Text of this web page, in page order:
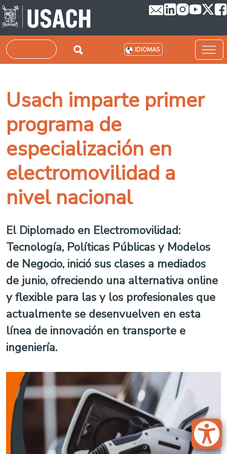
Pasar al contenido principal
Buscar IDIOMAS
Usach imparte primer
programa de
especialización en
electromovilidad a
nivel nacional
El Diplomado en Electromovilidad:
Tecnología, Políticas Públicas y Modelos
de Negocio, inició sus clases a mediados
de junio, ofreciendo una alternativa online
y flexible para las y los profesionales que
actualmente se desenvuelven en esta
línea de innovación en transporte e
ingeniería.